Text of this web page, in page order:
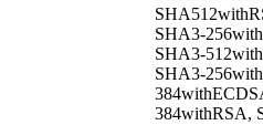
SHA3-
SHA3-
SHA3-
384withRSA,